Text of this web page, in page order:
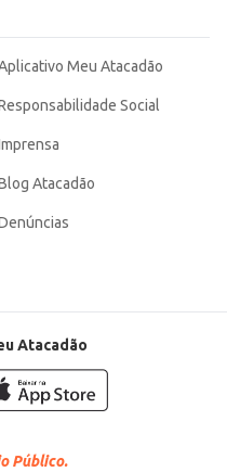
Meu Atacadão
Social
Atacadão
Atacadão
Público.